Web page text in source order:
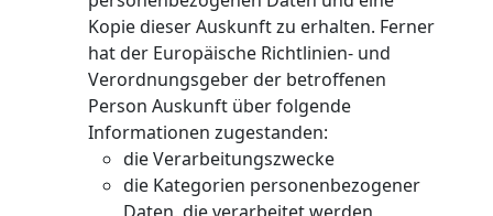
Kopie dieser Auskunft zu erhalten. Ferner
hat der Europäische Richtlinien- und
Verordnungsgeber der betroffenen
Person Auskunft über folgende
Informationen zugestanden:
die Verarbeitungszwecke
die Kategorien personenbezogener
Daten, die verarbeitet werden